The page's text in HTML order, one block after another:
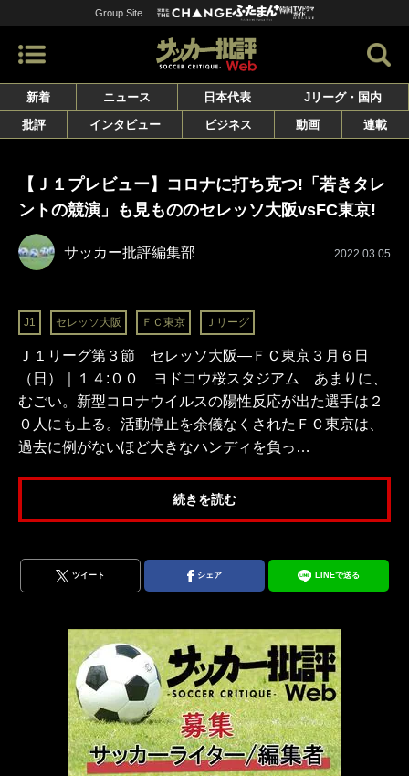
Group Site
新着 ニュース 日本代表
Jリーグ・国内
批評
インタビュー ビジネス 動画 連載
【Ｊ１プレビュー】コロナに打ち克つ!「若きタレ
ントの競演」も見もののセレッソ大阪vsFC東京!
サッカー批評編集部 2022.03.05
J1 セレッソ大阪 ＦＣ東京 Ｊリーグ
Ｊ１リーグ第３節 セレッソ大阪―ＦＣ東京３月６日
（日）｜１４:００ ヨドコウ桜スタジアム あまりに、
むごい。新型コロナウイルスの陽性反応が出た選手は２
０人にも上る。活動停止を余儀なくされたＦＣ東京は、
過去に例がないほど大きなハンディを負っ…
続きを読む
ツイート シェア LINEで送る